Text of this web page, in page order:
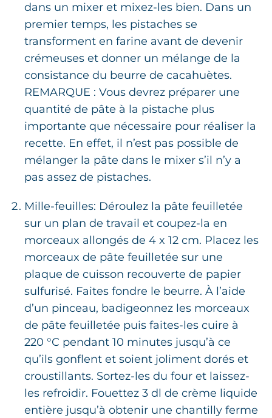
dans un mixer et mixez-les bien. Dans un
premier temps, les pistaches se
transforment en farine avant de devenir
crémeuses et donner un mélange de la
consistance du beurre de cacahuètes.
REMARQUE : Vous devrez préparer une
quantité de pâte à la pistache plus
importante que nécessaire pour réaliser la
recette. En effet, il n’est pas possible de
mélanger la pâte dans le mixer s’il n’y a
pas assez de pistaches.
Mille-feuilles: Déroulez la pâte feuilletée
sur un plan de travail et coupez-la en
morceaux allongés de 4 x 12 cm. Placez les
morceaux de pâte feuilletée sur une
plaque de cuisson recouverte de papier
sulfurisé. Faites fondre le beurre. À l’aide
d’un pinceau, badigeonnez les morceaux
de pâte feuilletée puis faites-les cuire à
220 °C pendant 10 minutes jusqu’à ce
qu’ils gonflent et soient joliment dorés et
croustillants. Sortez-les du four et laissez-
les refroidir. Fouettez 3 dl de crème liquide
entière jusqu’à obtenir une chantilly ferme